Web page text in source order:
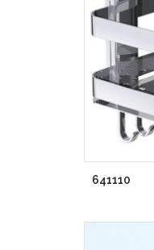
641110